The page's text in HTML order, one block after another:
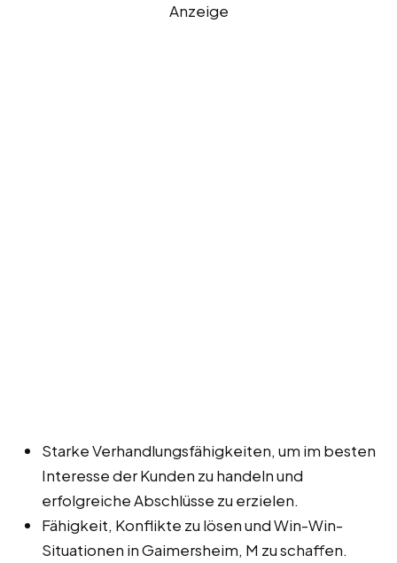
Anzeige
Starke Verhandlungsfähigkeiten, um im besten
Interesse der Kunden zu handeln und
erfolgreiche Abschlüsse zu erzielen.
Fähigkeit, Konflikte zu lösen und Win-Win-
Situationen in Gaimersheim, M zu schaffen.